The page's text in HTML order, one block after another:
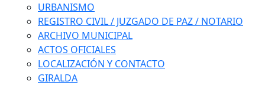
URBANISMO
REGISTRO CIVIL / JUZGADO DE PAZ / NOTARIO
ARCHIVO MUNICIPAL
ACTOS OFICIALES
LOCALIZACIÓN Y CONTACTO
GIRALDA